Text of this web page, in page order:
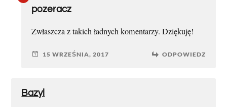
pozeracz
Zwłaszcza z takich ładnych komentarzy. Dziękuję!
15 WRZEŚNIA, 2017 ODPOWIEDZ
Bazyl